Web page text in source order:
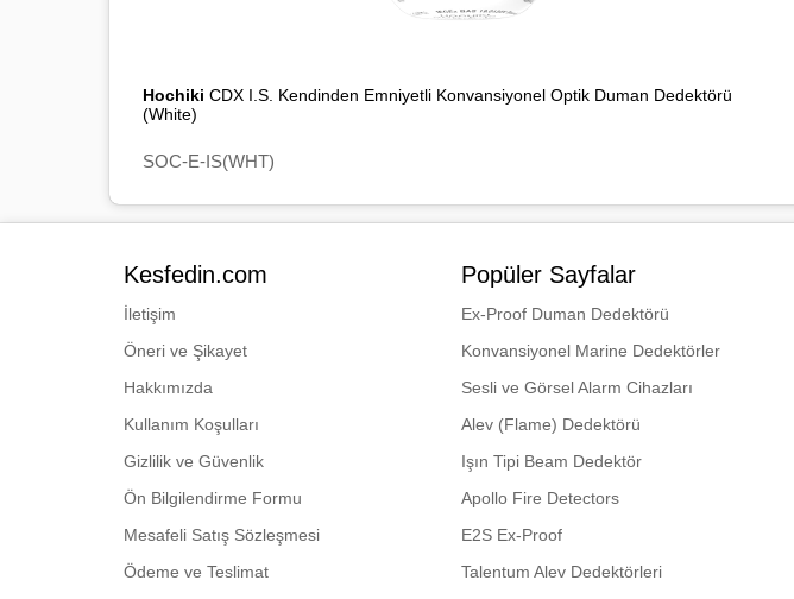
Hochiki CDX I.S. Kendinden Emniyetli Konvansiyonel Optik Duman Dedektörü
(White)
SOC-E-IS(WHT)
Kesfedin.com
İletişim
Öneri ve Şikayet
Hakkımızda
Kullanım Koşulları
Gizlilik ve Güvenlik
Ön Bilgilendirme Formu
Mesafeli Satış Sözleşmesi
Ödeme ve Teslimat
Popüler Sayfalar
Ex-Proof Duman Dedektörü
Konvansiyonel Marine Dedektörler
Sesli ve Görsel Alarm Cihazları
Alev (Flame) Dedektörü
Işın Tipi Beam Dedektör
Apollo Fire Detectors
E2S Ex-Proof
Talentum Alev Dedektörleri